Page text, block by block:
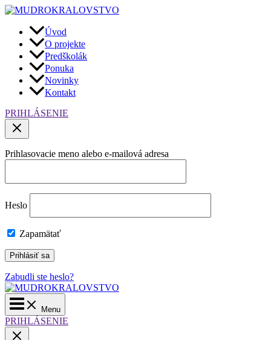
Preskočiť
obsah
Úvod
O projekte
Predškolák
Ponuka
Novinky
Kontakt
PRIHLÁSENIE
Prihlasovacie meno alebo e-mailová adresa
Heslo
Zapamätať
Zabudli ste heslo?
Main
Menu
Menu
PRIHLÁSENIE